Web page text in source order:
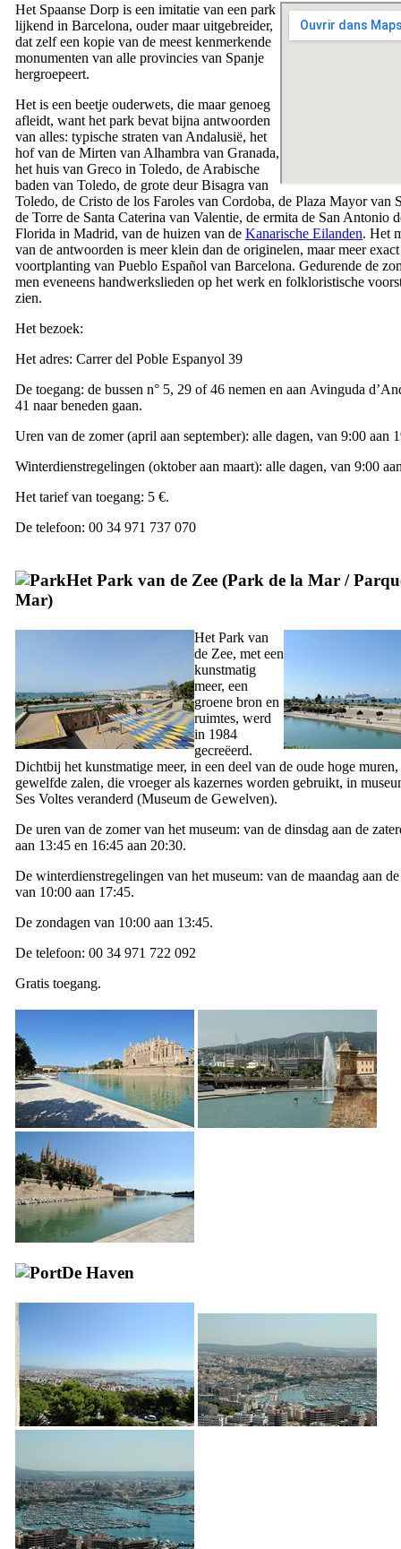
Het Spaanse Dorp is een imitatie van een park
lijkend in Barcelona, ouder maar uitgebreider,
dat zelf een kopie van de meest kenmerkende
monumenten van alle provincies van Spanje
hergroepeert.
Het is een beetje ouderwets, die maar genoeg
afleidt, want het park bevat bijna antwoorden
van alles: typische straten van Andalusië, het
hof van de Mirten van Alhambra van Granada,
het huis van Greco in Toledo, de Arabische
baden van Toledo, de grote deur Bisagra van
Toledo, de Cristo de los Faroles van Cordoba, de Plaza Mayorvan
de Torre de Santa Caterina van Valentie, de ermita de San Antonio
Florida in Madrid, van de huizen van de Kanarische Eilanden. Het
van de antwoorden is meer klein dan de originelen, maar meer
voortplanting van Pueblo Español van Barcelona. Gedurende de
men eveneens handwerkslieden op het werk en folkloristische
zien.
Het bezoek:
Het adres: Carrer del Poble Espanyol 39
De toegang: de bussen n° 5, 29 of 46 nemen en aan Avinguda
41 naar beneden gaan.
Uren van de zomer (april aan september): alle dagen, van 9:00 aan
Winterdienstregelingen (oktober aan maart): alle dagen, van 9:00
Het tarief van toegang: 5 €.
De telefoon: 00 34 971 737 070
Het Park van de Zee (Park de la Mar /
Mar)
Het Park van
de Zee, met een
kunstmatig
meer, een
groene bron en
ruimtes, werd
in 1984
gecreëerd.
Dichtbij het kunstmatige meer, in een deel van de oude hoge
gewelfde zalen, die vroeger als kazernes worden gebruikt, in
Ses Voltes veranderd (Museum de Gewelven).
De uren van de zomer van het museum: van de dinsdag aan de
aan 13:45 en 16:45 aan 20:30.
De winterdienstregelingen van het museum: van de maandag aan
van 10:00 aan 17:45.
De zondagen van 10:00 aan 13:45.
De telefoon: 00 34 971 722 092
Gratis toegang.
De Haven